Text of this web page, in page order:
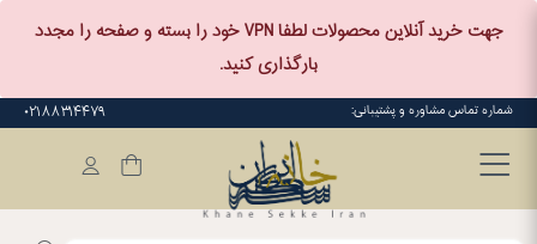
جهت خرید آنلاین محصولات لطفا VPN خود را بسته و صفحه را مجدد
بارگذاری کنید.
شماره تماس مشاوره و پشتیبانی: ۰۲۱۸۸۳۱۴۴۷۹